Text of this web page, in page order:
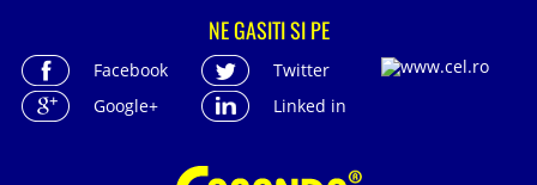
NE GASITI SI PE
Facebook
Twitter
Google+
Linked in